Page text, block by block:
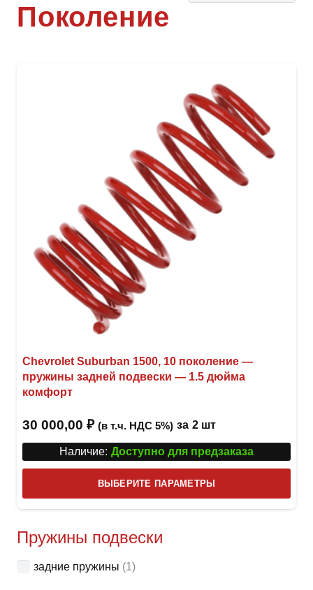
Поколение
Chevrolet Suburban 1500, 10 поколение —
пружины задней подвески — 1.5 дюйма
комфорт
30 000,00 ₽ (в т.ч. НДС 5%) за 2 шт
Наличие: Доступно для предзаказа
ВЫБЕРИТЕ ПАРАМЕТРЫ
товар
Пружины подвески
задние пружины (1)